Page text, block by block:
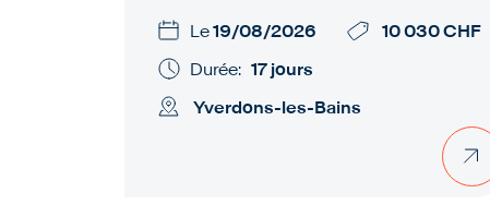
Le19/08/2026
10 030 CHF
Durée: 17 jours
Yverdons-les-Bains